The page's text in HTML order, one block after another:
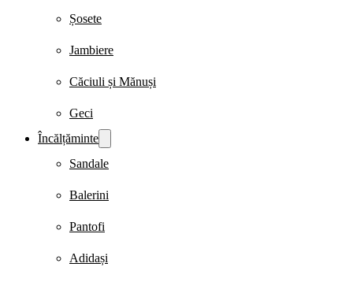
Șosete
Jambiere
Căciuli și Mănuși
Geci
Încălțăminte
Sandale
Balerini
Pantofi
Adidași